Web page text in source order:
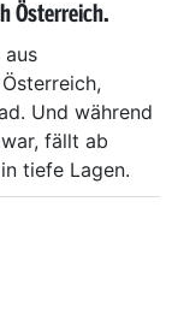
Österreich.
aus
Und während
fällt ab
tiefe Lagen.